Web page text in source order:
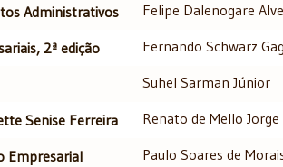
Administrativos Felipe Dalenogare
2ª edição Fernando Schwarz
Suhel Sarman Júnior
Senise Ferreira Renato de Mello Jorge
Empresarial Paulo Soares de